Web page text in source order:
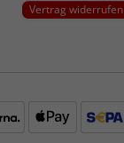
Vertrag widerrufen